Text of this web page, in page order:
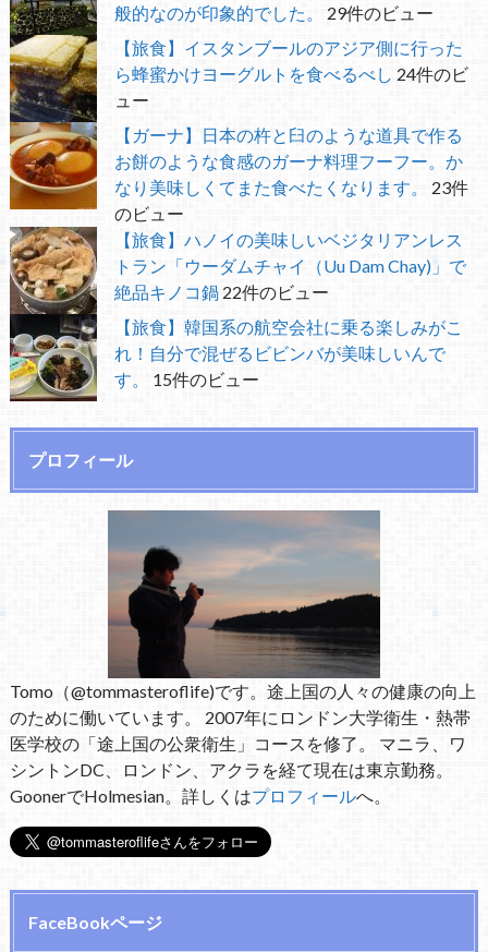
般的なのが印象的でした。
29件のビュー
【旅食】イスタンブールのアジア側に行った
ら蜂蜜かけヨーグルトを食べるべし 24件のビ
ュー
【ガーナ】日本の杵と臼のような道具で作る
お餅のような食感のガーナ料理フーフー。か
なり美味しくてまた食べたくなります。
23件
のビュー
【旅食】ハノイの美味しいベジタリアンレス
トラン「ウーダムチャイ（Uu Dam Chay)」で
絶品キノコ鍋 22件のビュー
【旅食】韓国系の航空会社に乗る楽しみがこ
れ！自分で混ぜるビビンバが美味しいんで
す。
15件のビュー
プロフィール
Tomo（@tommasteroflife)です。途上国の人々の健康の向上
のために働いています。 2007年にロンドン大学衛生・熱帯
医学校の「途上国の公衆衛生」コースを修了。 マニラ、ワ
シントンDC、ロンドン、アクラを経て現在は東京勤務。
GoonerでHolmesian。詳しくはプロフィールへ。
FaceBookページ